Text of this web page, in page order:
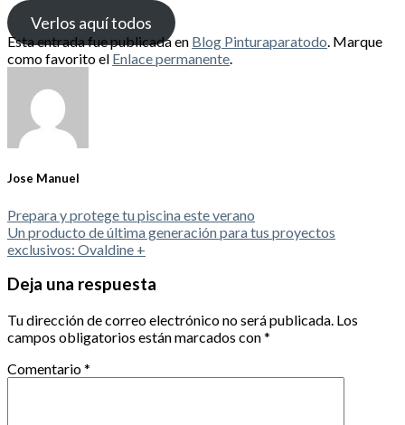
Verlos aquí todos
Esta entrada fue publicada en Blog Pinturaparatodo. Marque
como favorito el Enlace permanente.
Jose Manuel
Prepara y protege tu piscina este verano
Un producto de última generación para tus proyectos
exclusivos: Ovaldine +
Deja una respuesta
Tu dirección de correo electrónico no será publicada. Los
campos obligatorios están marcados con*
Comentario*